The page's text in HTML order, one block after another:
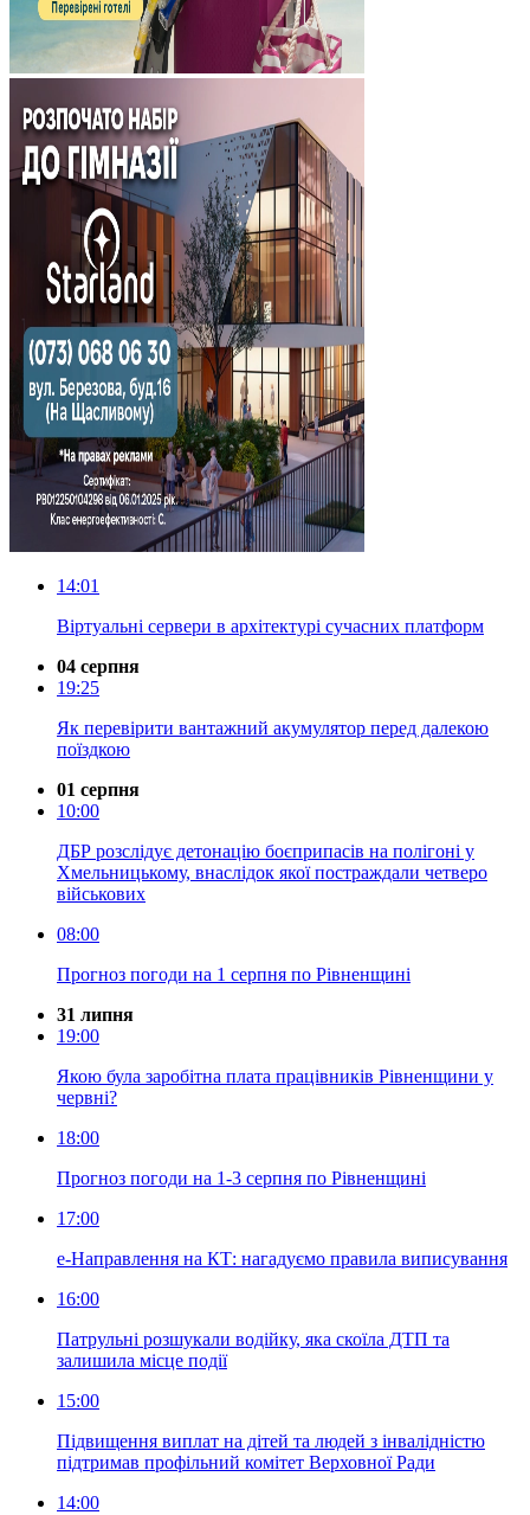
14:01
Віртуальні сервери в архітектурі сучасних платформ
04 серпня
19:25
Як перевірити вантажний акумулятор перед далекою
поїздкою
01 серпня
10:00
ДБР розслідує детонацію боєприпасів на полігоні у
Хмельницькому, внаслідок якої постраждали четверо
військових
08:00
Прогноз погоди на 1 серпня по Рівненщині
31 липня
19:00
Якою була заробітна плата працівників Рівненщини у
червні?
18:00
Прогноз погоди на 1-3 серпня по Рівненщині
17:00
е-Направлення на КТ: нагадуємо правила виписування
16:00
Патрульні розшукали водійку, яка скоїла ДТП та
залишила місце події
15:00
Підвищення виплат на дітей та людей з інвалідністю
підтримав профільний комітет Верховної Ради
14:00